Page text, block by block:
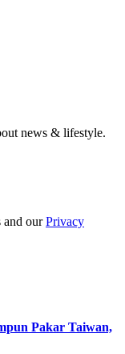
news & lifestyle.
and ourPrivacy
Pakar Taiwan,